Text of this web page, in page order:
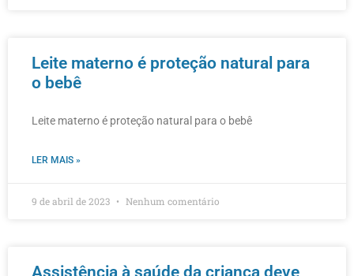
Leite materno é proteção natural para
o bebê
Leite materno é proteção natural para o bebê
LER MAIS »
9 de abril de 2023 Nenhum comentário
Assistência à saúde da criança deve